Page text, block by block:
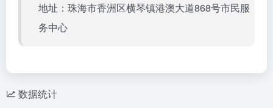
地址：珠海市香洲区横琴镇港澳大道868号市民服
务中心
数据统计